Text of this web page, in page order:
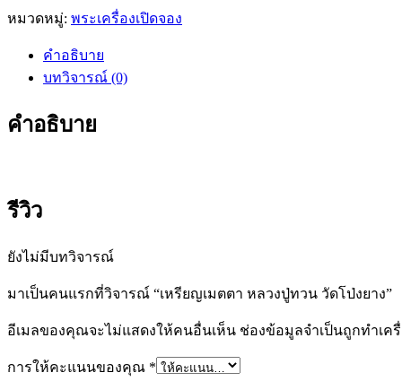
หมวดหมู่: พระเครื่องเปิดจอง
คำอธิบาย
บทวิจารณ์ (0)
คำอธิบาย
รีวิว
ยังไม่มีบทวิจารณ์
มาเป็นคนแรกที่วิจารณ์ “เหรียญเมตตา หลวงปู่ทวน วัดโป่งยาง”
อีเมลของคุณจะไม่แสดงให้คนอื่นเห็น ช่องข้อมูลจำเป็นถูกทำเค
การให้คะแนนของคุณ *